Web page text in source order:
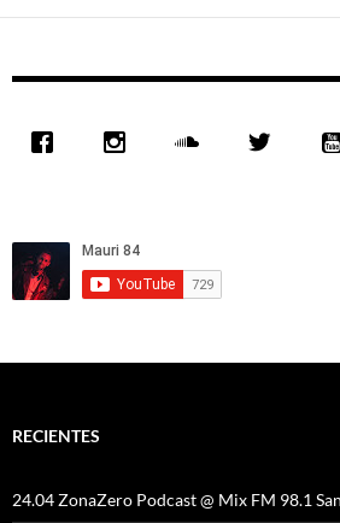
RECIENTES
24.04 ZonaZero Podcast @ Mix FM 98.1